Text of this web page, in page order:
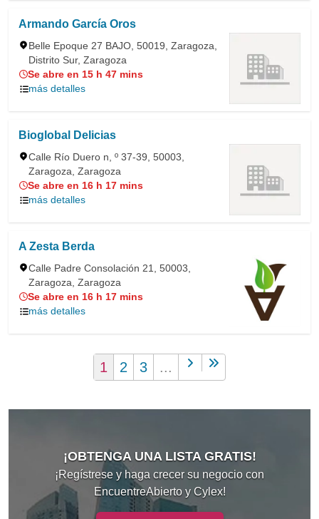
Armando García Oros
Belle Epoque 27 BAJO, 50019, Zaragoza,
Distrito Sur, Zaragoza
Se abre en 15 h 47 mins
más detalles
Bioglobal Delicias
Calle Río Duero n, º 37-39, 50003,
Zaragoza, Zaragoza
Se abre en 16 h 17 mins
más detalles
A Zesta Berda
Calle Padre Consolación 21, 50003,
Zaragoza, Zaragoza
Se abre en 16 h 17 mins
más detalles
1 2 3 ...
¡OBTENGA UNA LISTA GRATIS!
¡Regístrese y haga crecer su negocio con
EncuentreAbierto y Cylex!